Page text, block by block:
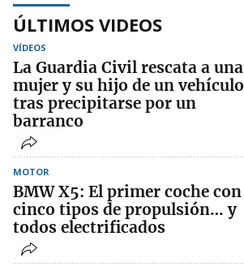
ÚLTIMOS VIDEOS
VÍDEOS
La Guardia Civil rescata a una
mujer y su hijo de un vehículo
tras precipitarse por un
barranco
MOTOR
BMW X5: El primer coche con
cinco tipos de propulsión… y
todos electrificados